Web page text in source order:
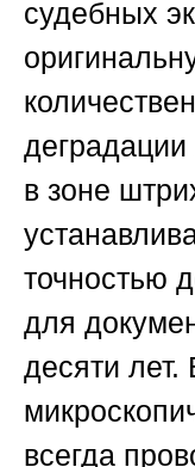
судебных
в зоне
точностью
для
десяти лет.
всегда